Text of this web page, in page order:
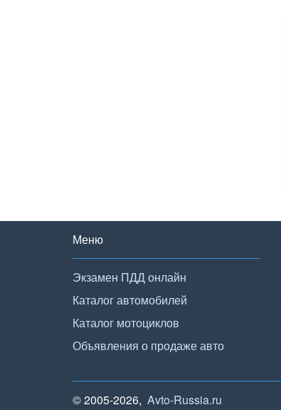
Меню
Экзамен ПДД онлайн
Каталог автомобилей
Каталог мотоциклов
Объявления о продаже авто
© 2005-2026, Avto-Russia.ru